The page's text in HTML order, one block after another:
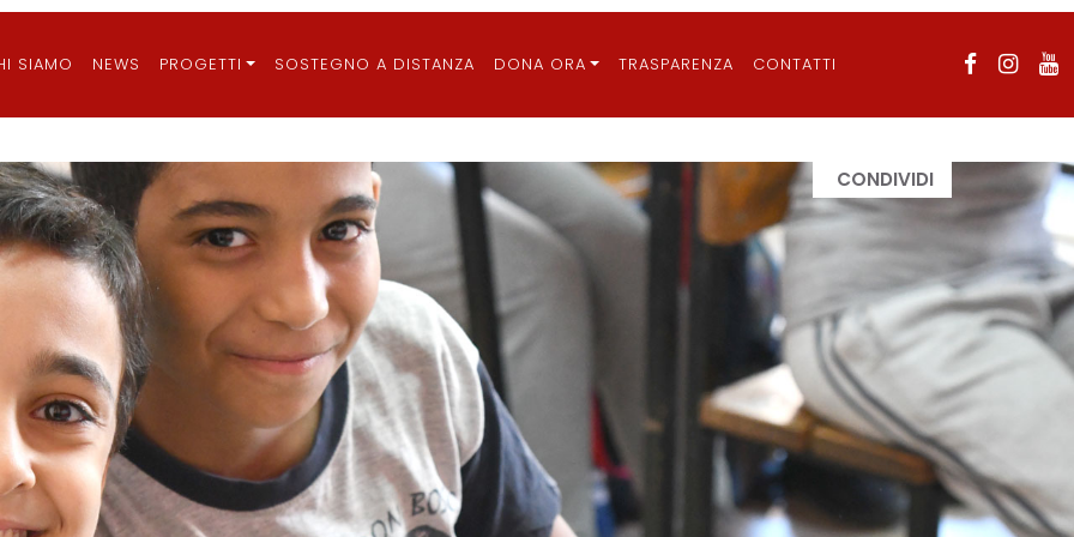
SIAMO NEWS PROGETTI SOSTEGNO A DISTANZA DONA ORA TRASPARENZA CONTATTI
CONDIVIDI